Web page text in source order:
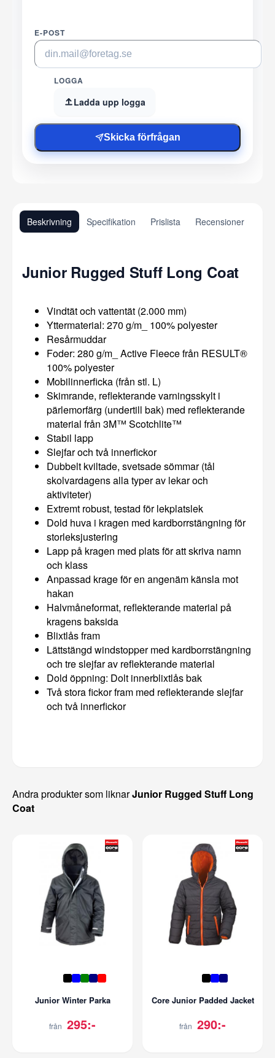
E-POST
LOGGA
Ladda upp logga
Skicka förfrågan
Beskrivning Specifikation Prislista Recensioner
Junior Rugged Stuff Long Coat
Vindtät och vattentät (2.000 mm)
Yttermaterial: 270 g/m_ 100% polyester
Resårmuddar
Foder: 280 g/m_ Active Fleece från RESULT®
100% polyester
Mobilinnerficka (från stl. L)
Skimrande, reflekterande varningsskylt i
pärlemorfärg (undertill bak) med reflekterande
material från 3M™ Scotchlite™
Stabil lapp
Slejfar och två innerfickor
Dubbelt kviltade, svetsade sömmar (tål
skolvardagens alla typer av lekar och
aktiviteter)
Extremt robust, testad för lekplatslek
Dold huva i kragen med kardborrstängning för
storleksjustering
Lapp på kragen med plats för att skriva namn
och klass
Anpassad krage för en angenäm känsla mot
hakan
Halvmåneformat, reflekterande material på
kragens baksida
Blixtlås fram
Lättstängd windstopper med kardborrstängning
och tre slejfar av reflekterande material
Dold öppning: Dolt innerblixtlås bak
Två stora fickor fram med reflekterande slejfar
och två innerfickor
Andra produkter som liknarJunior Rugged Stuff Long
Coat
Junior Winter Parka
från 295:-
Core Junior Padded Jacket
från 290:-